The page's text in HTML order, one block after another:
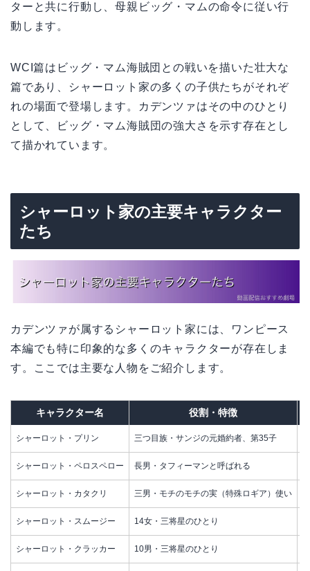
ターと共に行動し、母親ビッグ・マムの命令に従い行
動します。
WCI篇はビッグ・マム海賊団との戦いを描いた壮大な
篇であり、シャーロット家の多くの子供たちがそれぞ
れの場面で登場します。カデンツァはその中のひとり
として、ビッグ・マム海賊団の強大さを示す存在とし
て描かれています。
シャーロット家の主要キャラクター
たち
カデンツァが属するシャーロット家には、ワンピース
本編でも特に印象的な多くのキャラクターが存在しま
す。ここでは主要な人物をご紹介します。
キャラクター名 役割・特徴
シャーロット・プリン 三つ目族・サンジの元婚約者、第35子
シャーロット・ペロスペロー 長男・タフィーマンと呼ばれる
シャーロット・カタクリ 三男・モチのモチの実（特殊ロギア）使い
シャーロット・スムージー 14女・三将星のひとり
シャーロット・クラッカー 10男・三将星のひとり